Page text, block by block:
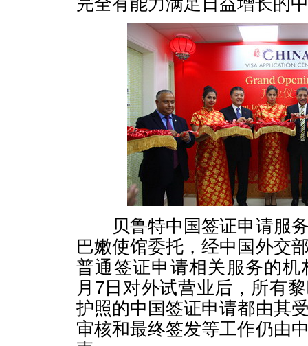
贝鲁特中国签证申请服务
巴嫩使馆委托，经中国外交
普通签证申请相关服务的机
月7日对外试营业后，所有
护照的中国签证申请都由其
审核和最终签发等工作仍由